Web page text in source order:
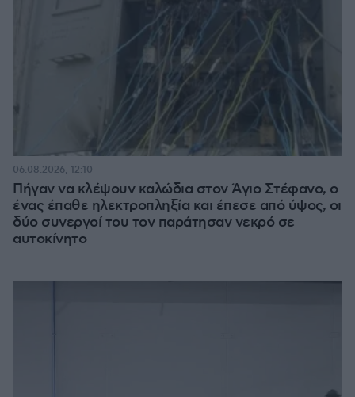
Πήγαν να κλέψουν καλώδια στον Άγιο Στέφανο, ο
ένας έπαθε ηλεκτροπληξία και έπεσε από ύψος, οι
δύο συνεργοί του τον παράτησαν νεκρό σε
αυτοκίνητο
06.08.2026, 12:10